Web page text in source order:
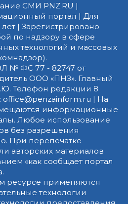
СМИ PNZ.RU |
портал | Для
| Зарегистрировано
по надзору в сфере
технологий и массовых
№ ФС 77 - 82747 от
ООО «ПНЗ». Главный
Телефон редакции 8
office@penzainform.ru | На
информационные
Любое использование
без разрешения
При перепечатке
авторских материалов
«как сообщает портал
ресурсе применяются
технологии